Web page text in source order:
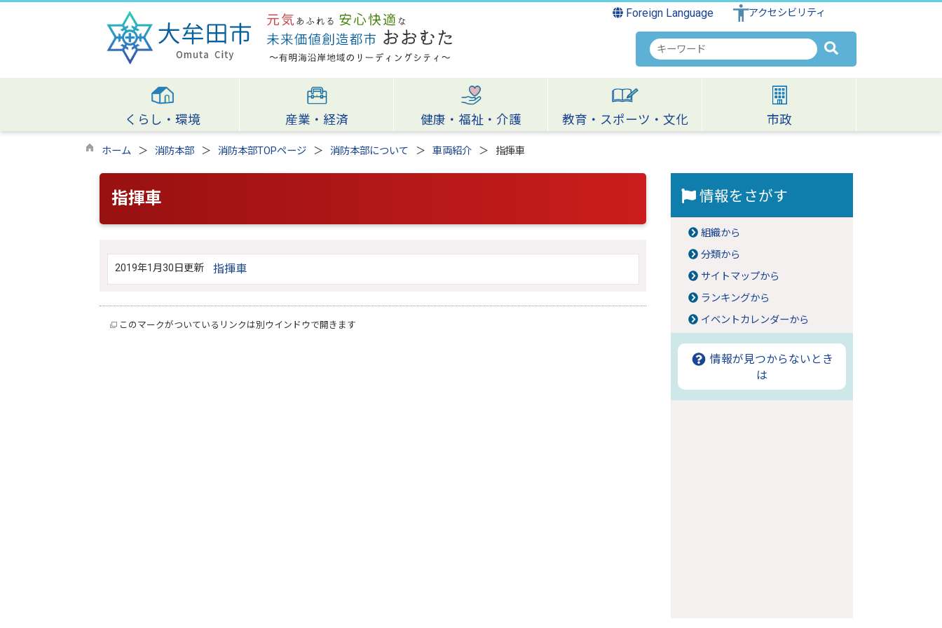
Foreign Language アクセシビリティ
検
索
キ
ワ
ー
くらし・環境 産業・経済 健康・福祉・介護 教育・スポーツ・文化 市政
ホーム 消防本部 消防本部TOPページ 消防本部について 車両紹介 指揮車
指揮車
2019年1月30日更新 指揮車
このマークがついているリンクは別ウインドウで開きます
情報をさがす
組織から
分類から
サイトマップから
ランキングから
イベントカレンダーから
情報が見つからないとき
は